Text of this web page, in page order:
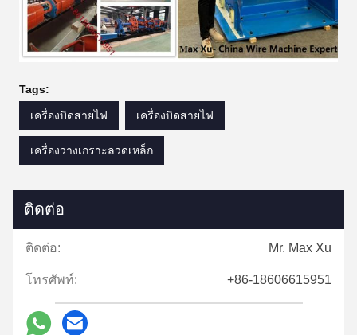
Tags:
เครื่องบิดสายไฟ เครื่องบิดสายไฟ
เครื่องวางเกราะลวดเหล็ก
ติดต่อ
ติดต่อ: Mr. Max Xu
โทรศัพท์: +86-18606615951